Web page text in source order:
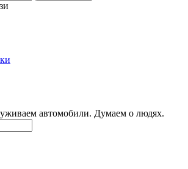
автомобили. Думаем о людях.